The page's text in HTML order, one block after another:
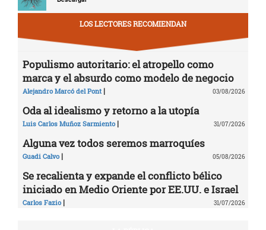
LOS LECTORES RECOMIENDAN
Populismo autoritario: el atropello como
marca y el absurdo como modelo de negocio
Alejandro Marcó del Pont | 03/08/2026
Oda al idealismo y retorno a la utopía
Luis Carlos Muñoz Sarmiento | 31/07/2026
Alguna vez todos seremos marroquíes
Guadi Calvo | 05/08/2026
Se recalienta y expande el conflicto bélico
iniciado en Medio Oriente por EE.UU. e Israel
Carlos Fazio | 31/07/2026